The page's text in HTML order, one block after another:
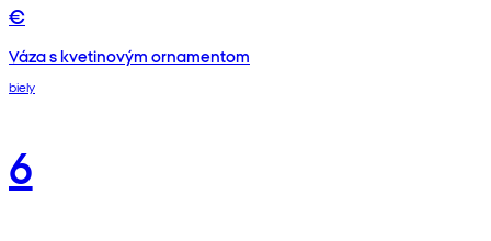
€
Váza s kvetinovým ornamentom
biely
6